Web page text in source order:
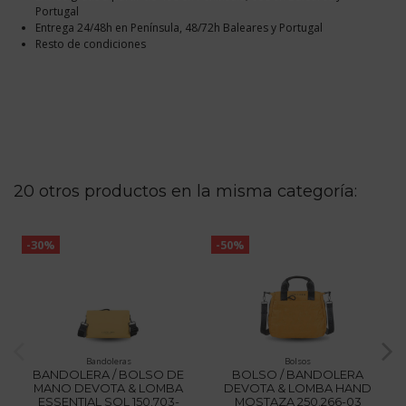
Portugal
Entrega 24/48h en Península, 48/72h Baleares y Portugal
Resto de condiciones
20 otros productos en la misma categoría:
-30%
Bandoleras
BANDOLERA / BOLSO DE
MANO DEVOTA & LOMBA
ESSENTIAL SOL 150.703-
-50%
Bolsos
BOLSO / BANDOLERA
DEVOTA & LOMBA HAND
MOSTAZA 250.266-03